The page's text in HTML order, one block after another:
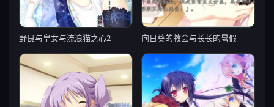
野良与皇女与流浪猫之心2 向日葵的教会与长长的暑假